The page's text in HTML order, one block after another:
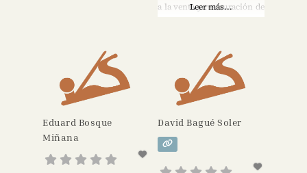
a la venta y restauración de
contrabajos. Miembro de la
Entente Internationale des
Luthiers et Archetiers
d’Art. Miembro de Aelap.
Leer más...
Eduard Bosque
Miñana
David Bagué Soler